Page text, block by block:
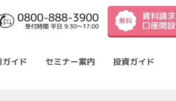
0800-888-3900
受付時間 平日 9:30～17:00
無料 資料請求
口座開設
イド セミナー案内 投資ガイド